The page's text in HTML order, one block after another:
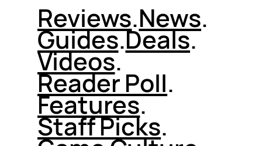
Reviews.News.
Guides.Deals.
Videos.
Reader Poll.
Features.
Staff Picks.